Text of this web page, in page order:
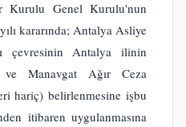
Kurulu Genel Kurulu'nun
kararında; Antalya Asliye
çevresinin Antalya ilinin
ve Manavgat Ağır Ceza
hariç) belirlenmesine işbu
itibaren uygulanmasına